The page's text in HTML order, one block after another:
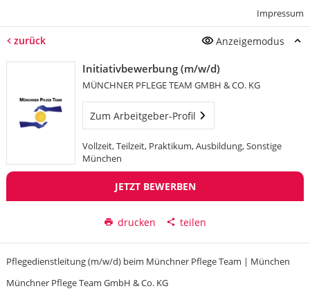
Impressum
zurück Anzeigemodus
Initiativbewerbung (m/w/d)
MÜNCHNER PFLEGE TEAM GMBH & CO. KG
Zum Arbeitgeber-Profil
Vollzeit, Teilzeit, Praktikum, Ausbildung, Sonstige
München
JETZT BEWERBEN
drucken teilen
Pflegedienstleitung (m/w/d) beim Münchner Pflege Team | München
Münchner Pflege Team GmbH & Co. KG